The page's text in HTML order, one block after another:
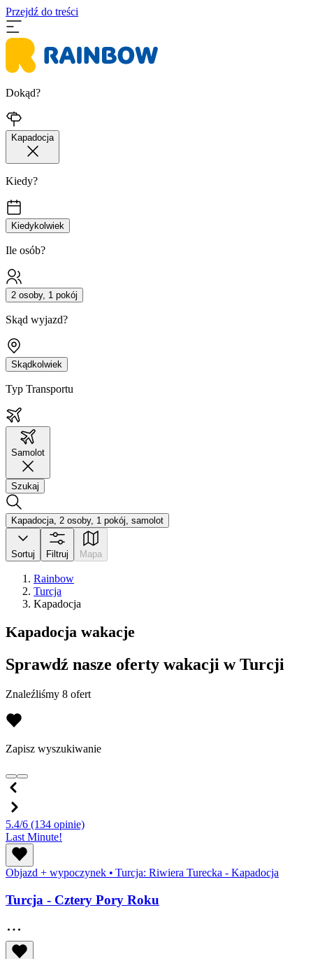
Przejdź do treści
Dokąd?
Kapadocja
Kiedy?
Kiedykolwiek
Ile osób?
2 osoby, 1 pokój
Skąd wyjazd?
Skądkolwiek
Typ Transportu
Samolot
Szukaj
Kapadocja, 2 osoby, 1 pokój, samolot
Sortuj Filtruj Mapa
Rainbow
Turcja
Kapadocja
Kapadocja wakacje
Sprawdź nasze oferty wakacji w Turcji
Znaleźliśmy 8 ofert
Zapisz wyszukiwanie
5.4/6 (134 opinie)
Last Minute!
Objazd + wypoczynek • Turcja: Riwiera Turecka - Kapadocja
Turcja - Cztery Pory Roku